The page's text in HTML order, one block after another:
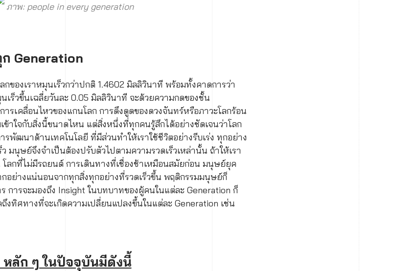
ภาพ: people in every generation
Generation
ของเราหมุนเร็วกว่าปกติ 1.4602 มิลลิวินาที พร้อมทั้งคาดการว่า
เร็วขึ้นเฉลี่ยวันละ 0.05 มิลลิวินาที จะด้วยความกดของชั้น
รเคลื่อนไหวของแกนโลก การดึงดูดของดวงจันทร์หรือภาวะโลกร้อน
าใจกับสิ่งนี้ขนาดไหน แต่สิ่งหนึ่งที่ทุกคนรู้สึกได้อย่างชัดเจนว่าโลก
รพัฒนาด้านเทคโนโลยี ที่มีส่วนทำให้เราใช้ชีวิตอย่างรีบเร่ง ทุกอย่าง
มนุษย์จึงจำเป็นต้องปรับตัวไปตามความรวดเร็วเหล่านั้น ถ้าให้เรา
โลกที่ไม่มีรถยนต์ การเดินทางที่เชื่องช้าเหมือนสมัยก่อน มนุษย์ยุค
อย่างแน่นอนจากทุกสิ่งทุกอย่างที่รวดเร็วขึ้น พฤติกรรมมนุษย์ก็
การจะมองถึง Insight ในบทบาทของผู้คนในแต่ละ Generation ก็
งทิศทางที่จะเกิดความเปลี่ยนแปลงขึ้นในแต่ละ Generation เช่น
หลัก ๆ ในปัจจุบันมีดังนี้